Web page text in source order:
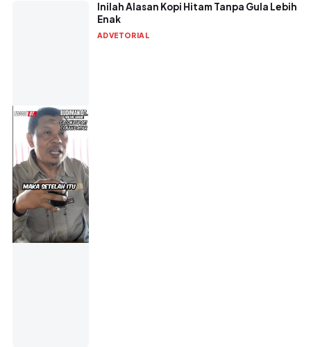
Inilah Alasan Kopi Hitam Tanpa Gula Lebih
Enak
ADVETORIAL